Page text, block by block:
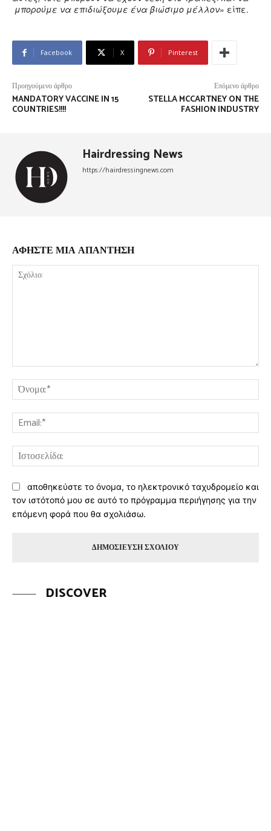
μπορούμε να επιδιώξουμε ένα βιώσιμο μέλλον» είπε.
Facebook X Pinterest
Προηγούμενο άρθρο
MANDATORY VACCINE IN 15
COUNTRIES!!!!
Επόμενο άρθρο
STELLA MCCARTNEY ON THE
FASHION INDUSTRY
Hairdressing News
https://hairdressingnews.com
ΑΦΗΣΤΕ ΜΙΑ ΑΠΑΝΤΗΣΗ
αποθηκεύστε το όνομα, το ηλεκτρονικό ταχυδρομείο και
τον ιστότοπό μου σε αυτό το πρόγραμμα περιήγησης για την
επόμενη φορά που θα σχολιάσω.
DISCOVER